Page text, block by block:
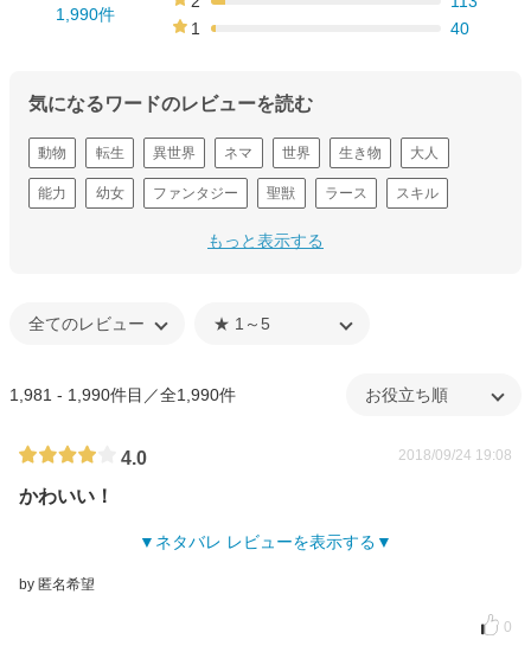
1,990件
1
40
気になるワードのレビューを読む
動物 転生 異世界 ネマ 世界 生き物 大人
能力 幼女 ファンタジー 聖獣 ラース スキル
もっと表示する
1,981 - 1,990件目／全1,990件
4.0 2018/09/24 19:08
かわいい！
ネタバレ レビューを表示する
by 匿名希望
0